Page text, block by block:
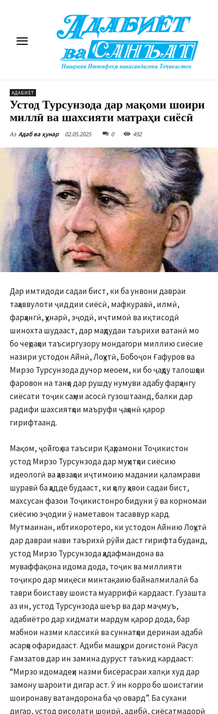
АДАБИЁТ
Устод Турсунзода дар мақоми шоири
миллӣ ва шахсияти матраҳи сиёсӣ
Аз Адаб ва ҳунар 02.05.2025 0 492
Дар имтидоди садаи бист, ки ба унвони давраи
таҳаввулоти ҷиддии сиёсӣ, мафкуравӣ, илмӣ,
фарҳангӣ, ҳунарӣ, эҷодӣ, иҷтимоӣ ва иқтисодӣ
шинохта шудааст, дар маҳдудаи таърихи ватанӣ мо
бо чеҳраҳои таъсиргузору мондагори миллию сиёсие
назири устодон Айнӣ, Лоҳутӣ, Бобоҷон Ғафуров ва
Мирзо Турсунзода дучор меоем, ки бо ҷаҳду талошҳои
фаровон на танҳо дар рушду нумуви адабу фарҳангу
сиёсати тоҷик саҳми асосӣ гузоштаанд, балки дар
радифи шахсиятҳои маъруфи ҷаҳонӣ қарор
гирифтаанд.
Мақом, ҷойгоҳ ва таъсири Қаҳрамони Тоҷикистон
устод Мирзо Турсунзода дар муҳитҳои сиёсию
идеологӣ ва ҳавзаҳои иҷтимоию мадании қаламрави
шуравӣ ба ҳадде будааст, ки ҳолу ҳавои садаи бист,
махсусан фазои Тоҷикистонро бидуни ӯ ва корномаи
сиёсию эҷодии ӯ наметавон тасаввур кард.
Мутмаинан, ибтикоротеро, ки устодон Айнию Лоҳутӣ
дар давраи нави таърихӣ рӯйи даст гирифта буданд,
устод Мирзо Турсунзода ҳадафмандона ва
муваффақона идома дода, тоҷик ва миллияти
тоҷикро дар миқёси минтақаию байналмилалӣ ба
таври боиставу шоиста муаррифӣ кардааст. Гузашта
аз ин, устод Турсунзода шеър ва дар маҷмуъ,
адабиётро дар хидмати мардум қарор дода, бар
мабнои назми классикӣ ва суннатҳои деринаи адабӣ
асарҳо офаридааст. Адиби машҳури доғистонӣ Расул
Ғамзатов дар ин замина дуруст таъкид кардааст:
“Мирзо идомадеҳи назми бисёрасраи халқи худ дар
замону шароити дигар аст. Ӯ ин корро бо шоистагии
шоиронаву ватандорона ба ҷо овард”. Ба сухани
дигар, устод рисолати шоирӣ, адибӣ, сиёсатмадорӣ